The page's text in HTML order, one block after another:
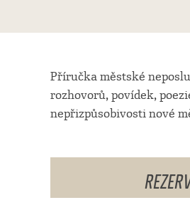
Příručka městské
rozhovorů, povídek,
nepřizpůsobivosti nové